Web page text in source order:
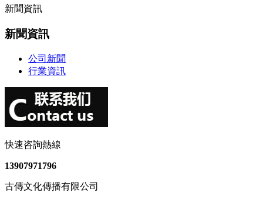
新聞資訊
新聞資訊
公司新聞
行業資訊
快速咨詢熱線
13907971796
古傳文化傳播有限公司